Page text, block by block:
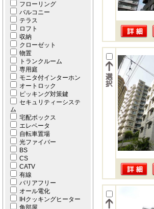
フローリング
バルコニー
テラス
ロフト
収納
クローゼット
物置
トランクルーム
専用庭
モニタ付インターホン
オートロック
ピッキング対策鍵
セキュリティーシステ
ム
宅配ボックス
エレベータ
自転車置場
光ファイバー
BS
CS
CATV
有線
バリアフリー
オール電化
IHクッキングヒーター
角部屋